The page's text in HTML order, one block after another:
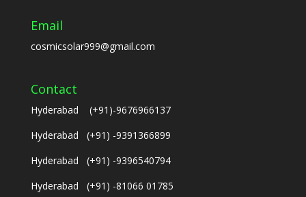
Email
cosmicsolar999@gmail.com
Contact
Hyderabad (+91)-9676966137
Hyderabad (+91) -9391366899
Hyderabad (+91) -9396540794
Hyderabad (+91) -81066 01785